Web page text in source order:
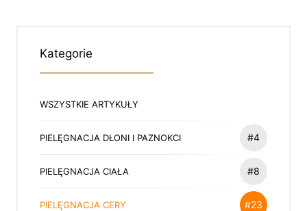
Kategorie
WSZYSTKIE ARTYKUŁY
PIELĘGNACJA DŁONI I PAZNOKCI #4
PIELĘGNACJA CIAŁA #8
PIELĘGNACJA CERY #23